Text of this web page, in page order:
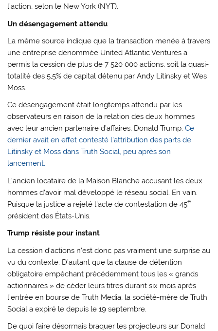
l’action, selon le New York (NYT).
Un désengagement attendu
La même source indique que la transaction menée à travers
une entreprise dénommée United Atlantic Ventures a
permis la cession de plus de 7 520 000 actions, soit la quasi-
totalité des 5,5% de capital détenu par Andy Litinsky et Wes
Moss.
Ce désengagement était longtemps attendu par les
observateurs en raison de la relation des deux hommes
avec leur ancien partenaire d’affaires, Donald Trump.Ce
dernier avait en effet contesté l’attribution des parts de
Litinsky et Moss dans Truth Social, peu après son
lancement.
L’ancien locataire de la Maison Blanche accusant les deux
hommes d’avoir mal développé le réseau social. En vain.
Puisque la justice a rejeté l’acte de contestation de 45e
président des États-Unis.
Trump résiste pour instant
La cession d’actions n’est donc pas vraiment une surprise au
vu du contexte. D’autant que la clause de détention
obligatoire empêchant précédemment tous les « grands
actionnaires » de céder leurs titres durant six mois après
l’entrée en bourse de Truth Media, la société-mère de Truth
Social a expiré le depuis le 19 septembre.
De quoi faire désormais braquer les projecteurs sur Donald